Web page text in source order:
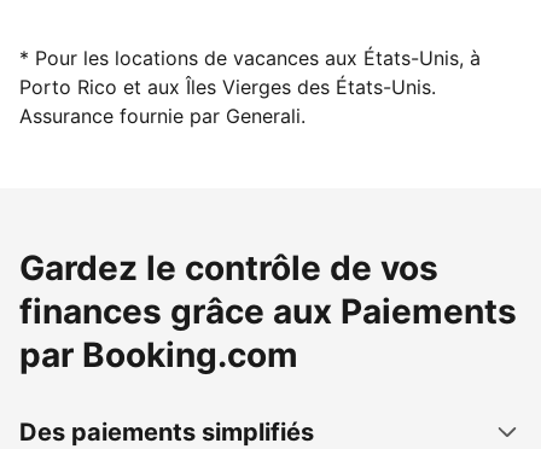
* Pour les locations de vacances aux États-Unis, à
Porto Rico et aux Îles Vierges des États-Unis.
Assurance fournie par Generali.
Gardez le contrôle de vos
finances grâce aux Paiements
par Booking.com
Des paiements simplifiés